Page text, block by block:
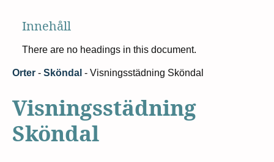
Innehåll
There are no headings in this document.
Orter - Sköndal - Visningsstädning Sköndal
Visningsstädning
Sköndal